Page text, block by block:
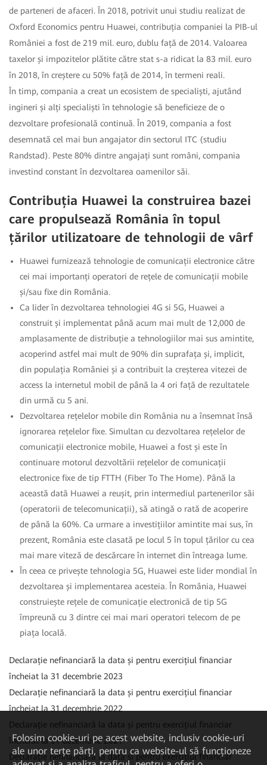
de parteneri de afaceri. În 2018, potrivit unui studiu realizat de
Oxford Economics pentru Huawei, contribuția companiei la PIB-ul
României a fost de 219 mil. euro, dublu față de 2014. Valoarea
taxelor și impozitelor plătite către stat s-a ridicat la 83 mil. euro
în 2018, în creștere cu 50% față de 2014, în termeni reali.
În timp, compania a creat un ecosistem de specialiști, ajutând
ingineri și alți specialiști în tehnologie să beneficieze de o
dezvoltare profesională continuă. În 2019, compania a fost
desemnată cel mai bun angajator din sectorul ITC (studiu
Randstad). Peste 80% dintre angajați sunt români, compania
investind constant în dezvoltarea oamenilor săi.
Contribuția Huawei la construirea bazei
care propulsează România în topul
țărilor utilizatoare de tehnologii de vârf
Huawei furnizează tehnologie de comunicații electronice către
cei mai importanți operatori de rețele de comunicații mobile
și/sau fixe din România.
Ca lider în dezvoltarea tehnologiei 4G si 5G, Huawei a
construit și implementat până acum mai mult de 12,000 de
amplasamente de distribuție a tehnologiilor mai sus amintite,
acoperind astfel mai mult de 90% din suprafața și, implicit,
din populația României și a contribuit la creșterea vitezei de
access la internetul mobil de până la 4 ori față de rezultatele
din urmă cu 5 ani.
Dezvoltarea rețelelor mobile din România nu a însemnat însă
ignorarea rețelelor fixe. Simultan cu dezvoltarea rețelelor de
comunicații electronice mobile, Huawei a fost și este în
continuare motorul dezvoltării rețelelor de comunicații
electronice fixe de tip FTTH (Fiber To The Home). Până la
această dată Huawei a reușit, prin intermediul partenerilor săi
(operatorii de telecomunicații), să atingă o rată de acoperire
de până la 60%. Ca urmare a investițiilor amintite mai sus, în
prezent, România este clasată pe locul 5 în topul țărilor cu cea
mai mare viteză de descărcare în internet din întreaga lume.
În ceea ce privește tehnologia 5G, Huawei este lider mondial în
dezvoltarea și implementarea acesteia. În România, Huawei
construiește rețele de comunicație electronică de tip 5G
împreună cu 3 dintre cei mai mari operatori telecom de pe
piața locală.
Declarație nefinanciară la data și pentru exercițiul financiar
încheiat la 31 decembrie 2023
Declarație nefinanciară la data și pentru exercițiul financiar
încheiat la 31 decembrie 2022
Declarație nefinanciară la data și pentru exercițiul financiar
încheiat la 31 decembrie 2021
Declarație nefinanciară la data și pentru exercițiul financiar
Folosim cookie-uri pe acest website, inclusiv cookie-uri
ale unor terțe părți, pentru ca website-ul să funcționeze